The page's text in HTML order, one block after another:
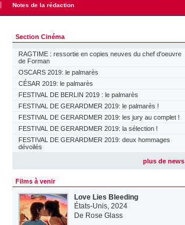
Notes de la rédaction
Section Cinéma
RAGTIME : ressortie en copies neuves du chef d'oeuvre
de Forman
OSCARS 2019: le palmarès
CÉSAR 2019: le palmarès
FESTIVAL DE BERLIN 2019 : le palmarès
FESTIVAL DE GERARDMER 2019: le palmarès !
FESTIVAL DE GERARDMER 2019: les jury au complet !
FESTIVAL DE GERARDMER 2019: la sélection !
FESTIVAL DE GERARDMER 2019: deux hommages
dévoilés
plus de news
Films à venir
Love Lies Bleeding
États-Unis, 2024
De Rose Glass